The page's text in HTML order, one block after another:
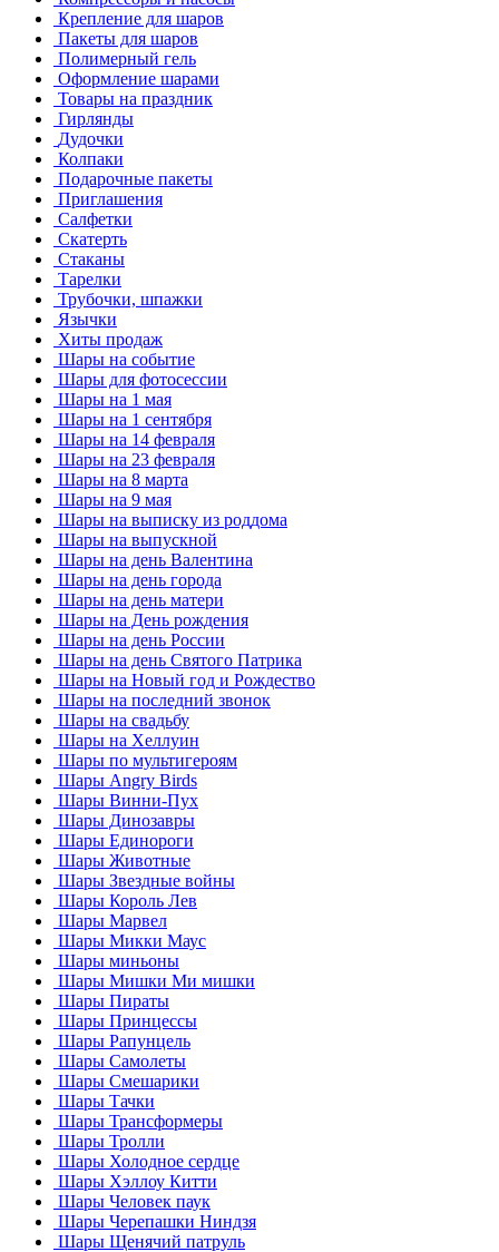
Крепление для шаров
Пакеты для шаров
Полимерный гель
Оформление шарами
Товары на праздник
Гирлянды
Дудочки
Колпаки
Подарочные пакеты
Приглашения
Салфетки
Скатерть
Стаканы
Тарелки
Трубочки, шпажки
Язычки
Хиты продаж
Шары на событие
Шары для фотосессии
Шары на 1 мая
Шары на 1 сентября
Шары на 14 февраля
Шары на 23 февраля
Шары на 8 марта
Шары на 9 мая
Шары на выписку из роддома
Шары на выпускной
Шары на день Валентина
Шары на день города
Шары на день матери
Шары на День рождения
Шары на день России
Шары на день Святого Патрика
Шары на Новый год и Рождество
Шары на последний звонок
Шары на свадьбу
Шары на Хеллуин
Шары по мультигероям
Шары Angry Birds
Шары Винни-Пух
Шары Динозавры
Шары Единороги
Шары Животные
Шары Звездные войны
Шары Король Лев
Шары Марвел
Шары Микки Маус
Шары миньоны
Шары Мишки Ми мишки
Шары Пираты
Шары Принцессы
Шары Рапунцель
Шары Самолеты
Шары Смешарики
Шары Тачки
Шары Трансформеры
Шары Тролли
Шары Холодное сердце
Шары Хэллоу Китти
Шары Человек паук
Шары Черепашки Ниндзя
Шары Щенячий патруль